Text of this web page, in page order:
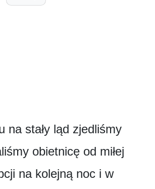
na stały ląd zjedliśmy
obietnicę od miłej
na kolejną noc i w